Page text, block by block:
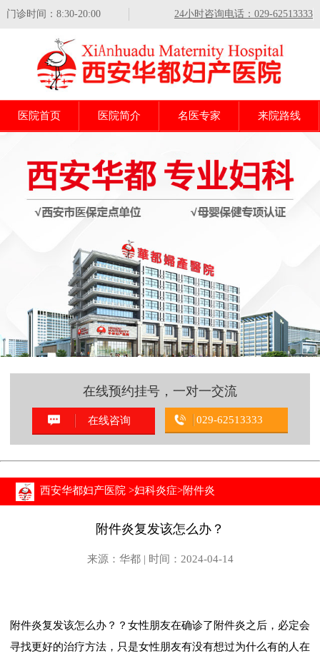
门诊时间：8:30-20:00 24小时咨询电话：029-62513333
医院首页 医院简介 名医专家 来院路线
在线预约挂号，一对一交流
在线咨询 029-62513333
西安华都妇产医院 >妇科炎症>附件炎
附件炎复发该怎么办？
来源：华都 | 时间：2024-04-14
附件炎复发该怎么办？？女性朋友在确诊了附件炎之后，必定会
寻找更好的治疗方法，只是女性朋友有没有想过为什么有的人在